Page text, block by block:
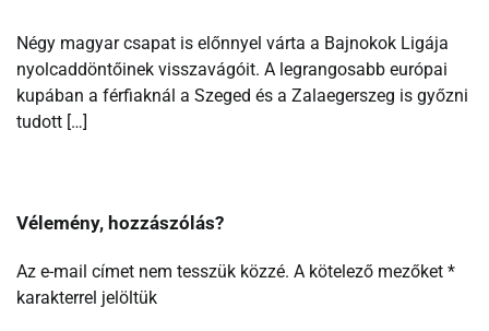
Négy magyar csapat is előnnyel várta a Bajnokok Ligája
nyolcaddöntőinek visszavágóit. A legrangosabb európai
kupában a férfiaknál a Szeged és a Zalaegerszeg is győzni
tudott […]
Vélemény, hozzászólás?
Az e-mail címet nem tesszük közzé. A kötelező mezőket *
karakterrel jelöltük